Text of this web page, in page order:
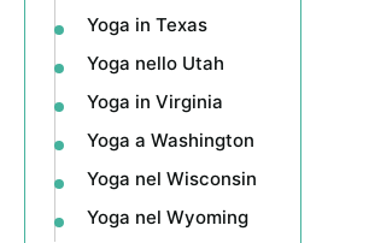
Yoga in Texas
Yoga nello Utah
Yoga in Virginia
Yoga a Washington
Yoga nel Wisconsin
Yoga nel Wyoming